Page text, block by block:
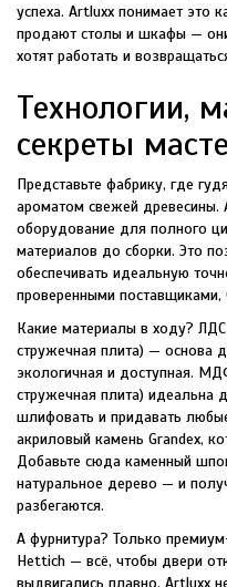
успеха. Artluxx понимает это
продают столы и шкафы —
хотят работать и
Технологии,
секреты
Представьте фабрику, где
ароматом свежей древесины.
оборудование для полного
материалов до сборки. Это
обеспечивать идеальную
проверенными
Какие материалы в ходу?
стружечная плита) — основа
экологичная и доступная.
стружечная плита) идеальна
шлифовать и придавать
акриловый камень Grandex,
Добавьте сюда каменный
натуральное дерево — и
разбегаются.
А фурнитура? Только
Hettich — всё, чтобы двери
выдвигались плавно. Artluxx